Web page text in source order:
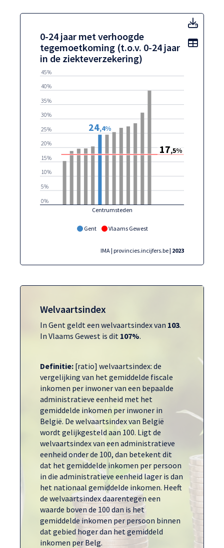
0-24 jaar met verhoogde
tegemoetkoming (t.o.v. 0-24 jaar
in de ziekteverzekering)
Gent Vlaams Gewest
Centrumsteden
0%
5%
10%
15%
20%
25%
30%
35%
40%
45%
24,4%
17,5%
IMA | provincies.incijfers.be| 2023
0-24
Toon
Welvaartsindex
In Gent geldt een welvaartsindex van 103.
In Vlaams Gewest is dit 107%.
Definitie: [ratio] welvaartsindex: de
vergelijking van het gemiddelde fiscale
inkomen per inwoner van een bepaalde
administratieve eenheid met het
gemiddelde inkomen per inwoner in
België. De welvaartsindex van België
wordt gelijkgesteld aan 100. Ligt de
welvaartsindex van een administratieve
eenheid onder de 100, dan betekent dit
dat het gemiddelde inkomen per persoon
in die administratieve eenheid lager is dan
het nationaal gemiddelde inkomen. Heeft
de welvaartsindex daarentegen een
waarde boven de 100 dan is het
gemiddelde inkomen per persoon binnen
dat gebied hoger dan het gemiddeld
inkomen per Belg.